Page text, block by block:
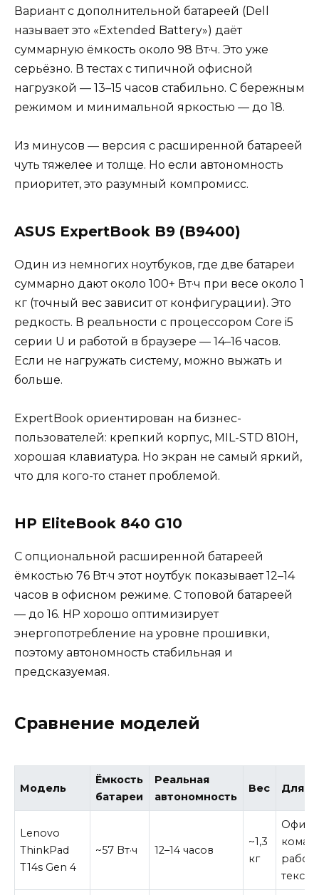
Вариант с дополнительной батареей (Dell
называет это «Extended Battery») даёт
суммарную ёмкость около 98 Вт·ч. Это уже
серьёзно. В тестах с типичной офисной
нагрузкой — 13–15 часов стабильно. С бережным
режимом и минимальной яркостью — до 18.
Из минусов — версия с расширенной батареей
чуть тяжелее и толще. Но если автономность
приоритет, это разумный компромисс.
ASUS ExpertBook B9 (B9400)
Один из немногих ноутбуков, где две батареи
суммарно дают около 100+ Вт·ч при весе около 1
кг (точный вес зависит от конфигурации). Это
редкость. В реальности с процессором Core i5
серии U и работой в браузере — 14–16 часов.
Если не нагружать систему, можно выжать и
больше.
ExpertBook ориентирован на бизнес-
пользователей: крепкий корпус, MIL-STD 810H,
хорошая клавиатура. Но экран не самый яркий,
что для кого-то станет проблемой.
HP EliteBook 840 G10
С опциональной расширенной батареей
ёмкостью 76 Вт·ч этот ноутбук показывает 12–14
часов в офисном режиме. С топовой батареей
— до 16. HP хорошо оптимизирует
энергопотребление на уровне прошивки,
поэтому автономность стабильная и
предсказуемая.
Сравнение моделей
Модель
Ёмкость
батареи
Реальная
автономность
Вес Для
Lenovo
ThinkPad
T14s Gen 4
~57 Вт·ч 12–14 часов
~1,3
кг
Офис,